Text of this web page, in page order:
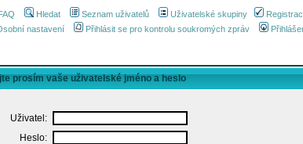
Hledat Seznam uživatelů Uživatelské skupiny
nastavení
Přihlásit se pro kontrolu soukromých zpráv
prosím vaše uživatelské jméno a heslo
Uživatel:
Heslo: